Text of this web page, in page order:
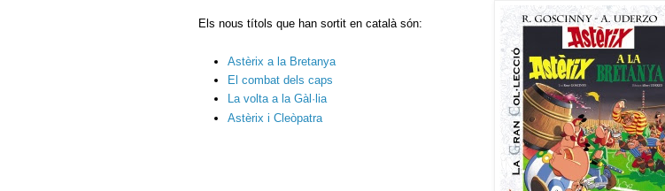
Els nous títols que han sortit en català són:
Astèrix a la Bretanya
El combat dels caps
La volta a la Gàl·lia
Astèrix i Cleòpatra